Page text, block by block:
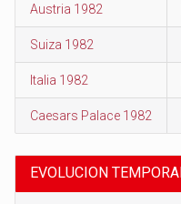
Austria 1982
Suiza 1982
Italia 1982
Caesars Palace 1982
EVOLUCION